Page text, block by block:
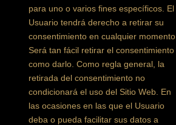
para uno o varios fines específicos. El
Usuario tendrá derecho a retirar su
consentimiento en cualquier momento.
Será tan fácil retirar el consentimiento
como darlo. Como regla general, la
retirada del consentimiento no
condicionará el uso del Sitio Web. En
las ocasiones en las que el Usuario
deba o pueda facilitar sus datos a